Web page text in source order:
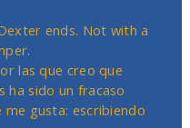
ends. Not with a
las que creo que
ha sido un fracaso
me gusta: escribiendo